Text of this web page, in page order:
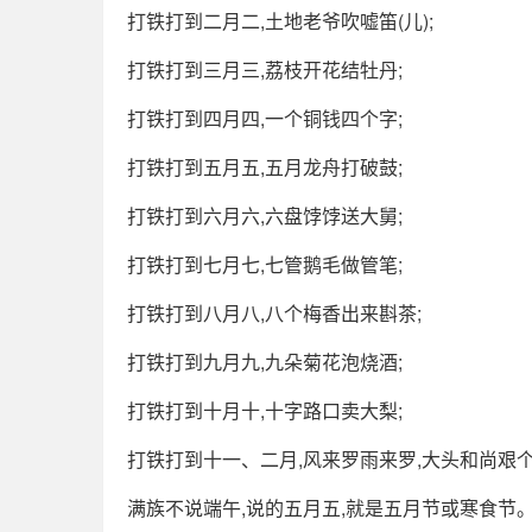
打铁打到二月二,土地老爷吹嘘笛(儿);
打铁打到三月三,荔枝开花结牡丹;
打铁打到四月四,一个铜钱四个字;
打铁打到五月五,五月龙舟打破鼓;
打铁打到六月六,六盘饽饽送大舅;
打铁打到七月七,七管鹅毛做管笔;
打铁打到八月八,八个梅香出来斟茶;
打铁打到九月九,九朵菊花泡烧酒;
打铁打到十月十,十字路口卖大梨;
打铁打到十一、二月,风来罗雨来罗,大头和尚艰个
满族不说端午,说的五月五,就是五月节或寒食节。